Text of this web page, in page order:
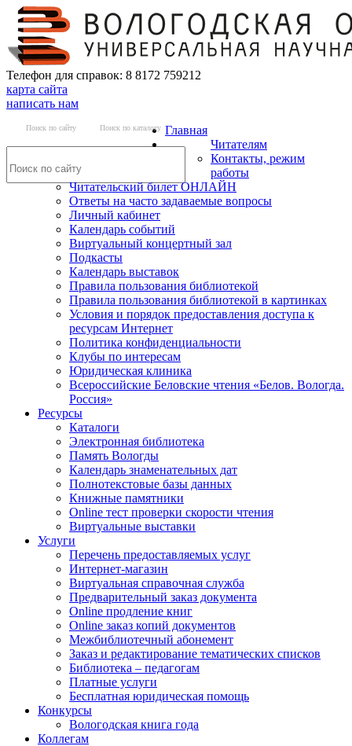
Телефон для справок: 8 8172 759212
карта сайта
написать нам
Поиск по сайту Поиск по каталогу Главная
Читателям
Контакты, режим
работы
Читательский билет ОНЛАЙН
Ответы на часто задаваемые вопросы
Личный кабинет
Календарь событий
Виртуальный концертный зал
Подкасты
Календарь выставок
Правила пользования библиотекой
Правила пользования библиотекой в картинках
Условия и порядок предоставления доступа к
ресурсам Интернет
Политика конфиденциальности
Клубы по интересам
Юридическая клиника
Всероссийские Беловские чтения «Белов. Вологда.
Россия»
Ресурсы
Каталоги
Электронная библиотека
Память Вологды
Календарь знаменательных дат
Полнотекстовые базы данных
Книжные памятники
Online тест проверки скорости чтения
Виртуальные выставки
Услуги
Перечень предоставляемых услуг
Интернет-магазин
Виртуальная справочная служба
Предварительный заказ документа
Online продление книг
Online заказ копий документов
Межбиблиотечный абонемент
Заказ и редактирование тематических списков
Библиотека – педагогам
Платные услуги
Бесплатная юридическая помощь
Конкурсы
Вологодская книга года
Коллегам